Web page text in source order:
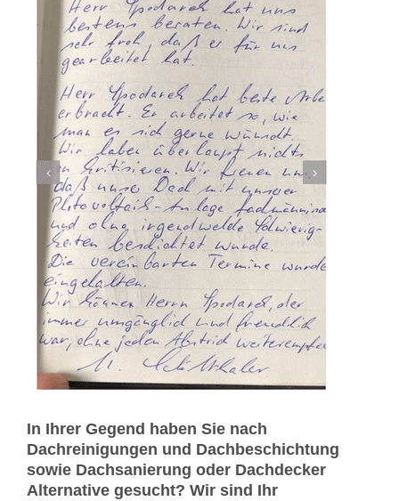
In Ihrer Gegend haben Sie nach
Dachreinigungen und Dachbeschichtung
sowie Dachsanierung oder Dachdecker
Alternative gesucht? Wir sind Ihr